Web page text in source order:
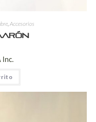
,Accesorios
Inc.